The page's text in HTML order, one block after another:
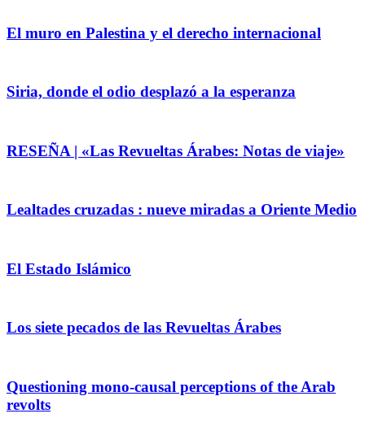
El muro en Palestina y el derecho internacional
Siria, donde el odio desplazó a la esperanza
RESEÑA | «Las Revueltas Árabes: Notas de viaje»
Lealtades cruzadas : nueve miradas a Oriente Medio
El Estado Islámico
Los siete pecados de las Revueltas Árabes
Questioning mono-causal perceptions of the Arab
revolts